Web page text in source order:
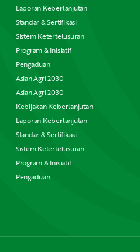
Laporan Keberlanjutan
Standar & Sertifikasi
Sistem Ketertelusuran
Program & Inisiatif
Pengaduan
Asian Agri 2030
Asian Agri 2030
Kebijakan Keberlanjutan
Laporan Keberlanjutan
Standar & Sertifikasi
Sistem Ketertelusuran
Program & Inisiatif
Pengaduan